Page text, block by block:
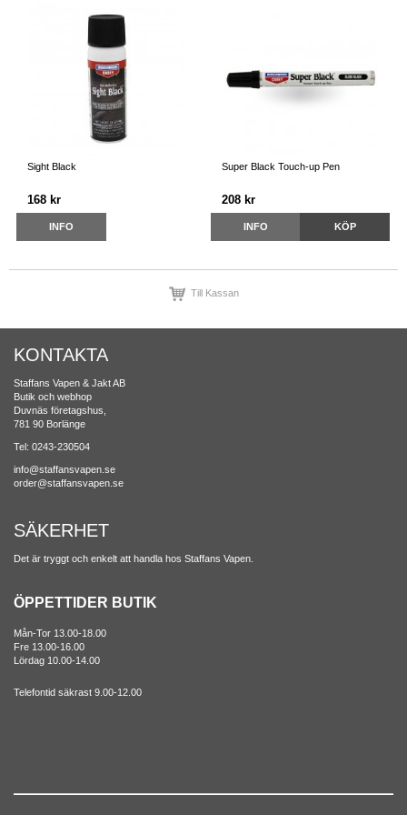
Sight Black
168 kr
INFO
Super Black Touch-up Pen
208 kr
INFO KÖP
Till Kassan
KONTAKTA
Staffans Vapen & Jakt AB
Butik och webhop
Duvnäs företagshus,
781 90 Borlänge
Tel: 0243-230504
info@staffansvapen.se
order@staffansvapen.se
SÄKERHET
Det är tryggt och enkelt att handla hos Staffans Vapen.
ÖPPETTIDER BUTIK
Mån-Tor 13.00-18.00
Fre 13.00-16.00
Lördag 10.00-14.00
Telefontid säkrast 9.00-12.00